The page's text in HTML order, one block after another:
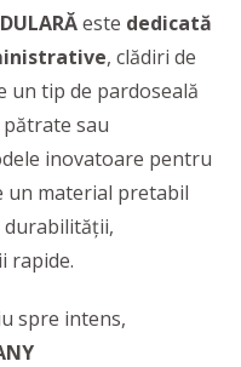
este dedicată
, clădiri de
un tip de pardoseală
sau
inovatoare pentru
un material pretabil
rapide.
spre intens,